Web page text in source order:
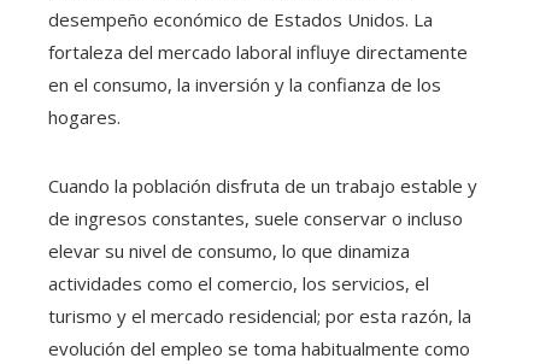
desempeño económico de Estados Unidos. La
fortaleza del mercado laboral influye directamente
en el consumo, la inversión y la confianza de los
hogares.
Cuando la población disfruta de un trabajo estable y
de ingresos constantes, suele conservar o incluso
elevar su nivel de consumo, lo que dinamiza
actividades como el comercio, los servicios, el
turismo y el mercado residencial; por esta razón, la
evolución del empleo se toma habitualmente como